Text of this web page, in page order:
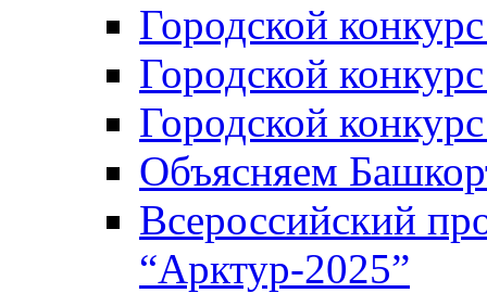
Городской
Городской
Городской
Объясняем
Всероссийский
“Арктур-2025”